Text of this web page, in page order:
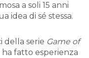
a soli 15 anni
idea di sé stessa.
della serie Game of
ha fatto esperienza